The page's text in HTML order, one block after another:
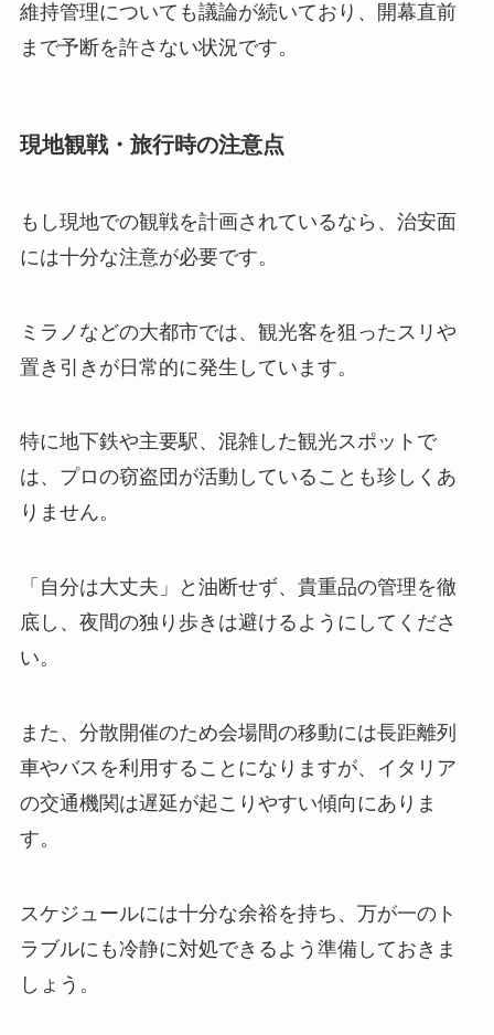
維持管理についても議論が続いており、開幕直前
まで予断を許さない状況です。
現地観戦・旅行時の注意点
もし現地での観戦を計画されているなら、治安面
には十分な注意が必要です。
ミラノなどの大都市では、観光客を狙ったスリや
置き引きが日常的に発生しています。
特に地下鉄や主要駅、混雑した観光スポットで
は、プロの窃盗団が活動していることも珍しくあ
りません。
「自分は大丈夫」と油断せず、貴重品の管理を徹
底し、夜間の独り歩きは避けるようにしてくださ
い。
また、分散開催のため会場間の移動には長距離列
車やバスを利用することになりますが、イタリア
の交通機関は遅延が起こりやすい傾向にありま
す。
スケジュールには十分な余裕を持ち、万が一のト
ラブルにも冷静に対処できるよう準備しておきま
しょう。